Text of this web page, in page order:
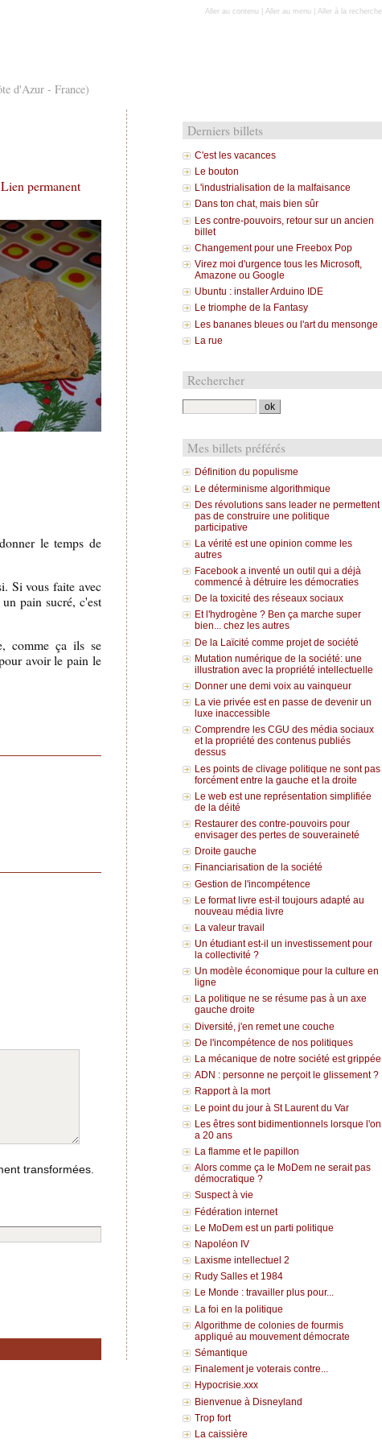
d'Azur - France)
Aller au contenu Aller au menu Aller à la recherche
Lien permanent
le temps de
Si vous faite avec
pain sucré, c'est
comme ça ils se
avoir le pain le
transformées.
Derniers billets
C'est les vacances
Le bouton
L'industrialisation de la malfaisance
Dans ton chat, mais bien sûr
Les contre-pouvoirs, retour sur un ancien
billet
Changement pour une Freebox Pop
Virez moi d'urgence tous les Microsoft,
Amazone ou Google
Ubuntu : installer Arduino IDE
Le triomphe de la Fantasy
Les bananes bleues ou l'art du mensonge
La rue
Rechercher
Mes billets préférés
Définition du populisme
Le déterminisme algorithmique
Des révolutions sans leader ne permettent
pas de construire une politique
participative
La vérité est une opinion comme les
autres
Facebook a inventé un outil qui a déjà
commencé à détruire les démocraties
De la toxicité des réseaux sociaux
Et l'hydrogène ? Ben ça marche super
bien... chez les autres
De la Laïcité comme projet de société
Mutation numérique de la société: une
illustration avec la propriété intellectuelle
Donner une demi voix au vainqueur
La vie privée est en passe de devenir un
luxe inaccessible
Comprendre les CGU des média sociaux
et la propriété des contenus publiés
dessus
Les points de clivage politique ne sont pas
forcément entre la gauche et la droite
Le web est une représentation simplifiée
de la déité
Restaurer des contre-pouvoirs pour
envisager des pertes de souveraineté
Droite gauche
Financiarisation de la société
Gestion de l'incompétence
Le format livre est-il toujours adapté au
nouveau média livre
La valeur travail
Un étudiant est-il un investissement pour
la collectivité ?
Un modèle économique pour la culture en
ligne
La politique ne se résume pas à un axe
gauche droite
Diversité, j'en remet une couche
De l'incompétence de nos politiques
La mécanique de notre société est grippée
ADN : personne ne perçoit le glissement ?
Rapport à la mort
Le point du jour à St Laurent du Var
Les êtres sont bidimentionnels lorsque l'on
a 20 ans
La flamme et le papillon
Alors comme ça le MoDem ne serait pas
démocratique ?
Suspect à vie
Fédération internet
Le MoDem est un parti politique
Napoléon IV
Laxisme intellectuel 2
Rudy Salles et 1984
Le Monde : travailler plus pour...
La foi en la politique
Algorithme de colonies de fourmis
appliqué au mouvement démocrate
Sémantique
Finalement je voterais contre...
Hypocrisie.xxx
Bienvenue à Disneyland
Trop fort
La caissière